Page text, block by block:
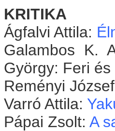
KRITIKA
Ágfalvi Attila:
Galambos K.
György: Feri
Reményi
Varró Attila:
Pápai Zsolt: A